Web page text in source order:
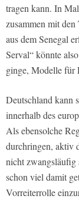
tragen kann. In
zusammen mit
aus dem Senegal
Serval“ könnte
ginge, Modelle für
Deutschland kann
innerhalb des
Als ebensolche
durchringen, aktiv
nicht zwangsläufig
schon viel damit
Vorreiterrolle